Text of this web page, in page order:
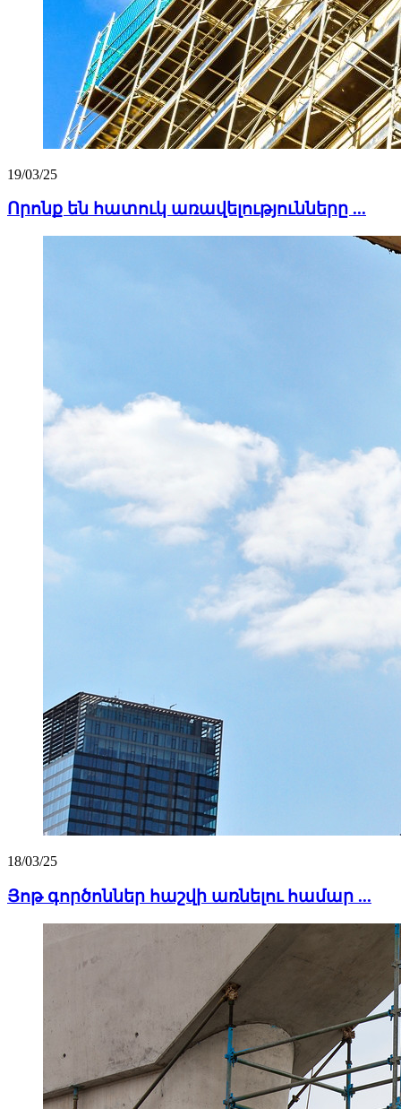
19/03/25
Որոնք են հատուկ առավելությունները ...
18/03/25
Յոթ գործոններ հաշվի առնելու համար ...